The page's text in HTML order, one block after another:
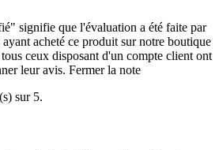
signifie que l'évaluation a été faite par
ayant acheté ce produit sur notre boutique
ceux disposant d'un compte client ont
leur avis. Fermer la note
sur 5.